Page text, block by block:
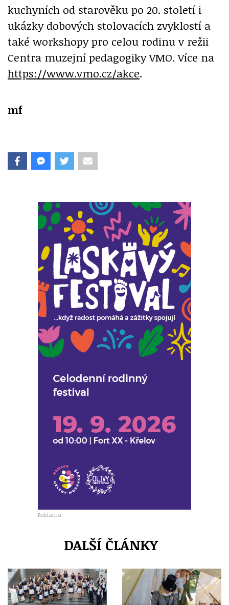
kuchyních od starověku po 20. století i
ukázky dobových stolovacích zvyklostí a
také workshopy pro celou rodinu v režii
Centra muzejní pedagogiky VMO. Více na
https://www.vmo.cz/akce.
mf
Reklama
DALŠÍ ČLÁNKY